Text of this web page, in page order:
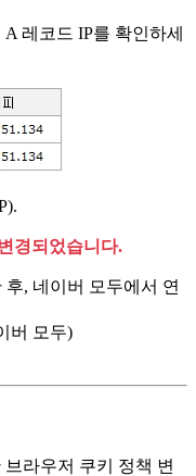
레코드 IP를 확인하세
경되었습니다.
, 네이버 모두에서 연
버 모두)
라우저 쿠키 정책 변